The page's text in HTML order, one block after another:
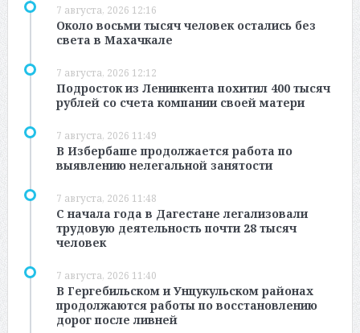
7 августа, 2026 12:16
Около восьми тысяч человек остались без
света в Махачкале
7 августа, 2026 12:12
Подросток из Ленинкента похитил 400 тысяч
рублей со счета компании своей матери
7 августа, 2026 11:49
В Избербаше продолжается работа по
выявлению нелегальной занятости
7 августа, 2026 11:48
С начала года в Дагестане легализовали
трудовую деятельность почти 28 тысяч
человек
7 августа, 2026 11:40
В Гергебильском и Унцукульском районах
продолжаются работы по восстановлению
дорог после ливней